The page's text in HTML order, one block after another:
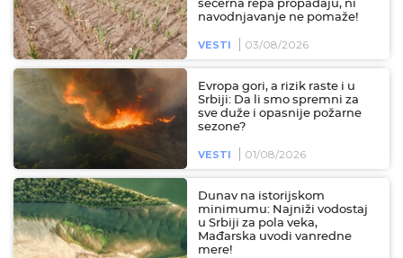
šećerna repa propadaju, ni
navodnjavanje ne pomaže!
VESTI 03/08/2026
Evropa gori, a rizik raste i u
Srbiji: Da li smo spremni za
sve duže i opasnije požarne
sezone?
VESTI 01/08/2026
Dunav na istorijskom
minimumu: Najniži vodostaj
u Srbiji za pola veka,
Mađarska uvodi vanredne
mere!